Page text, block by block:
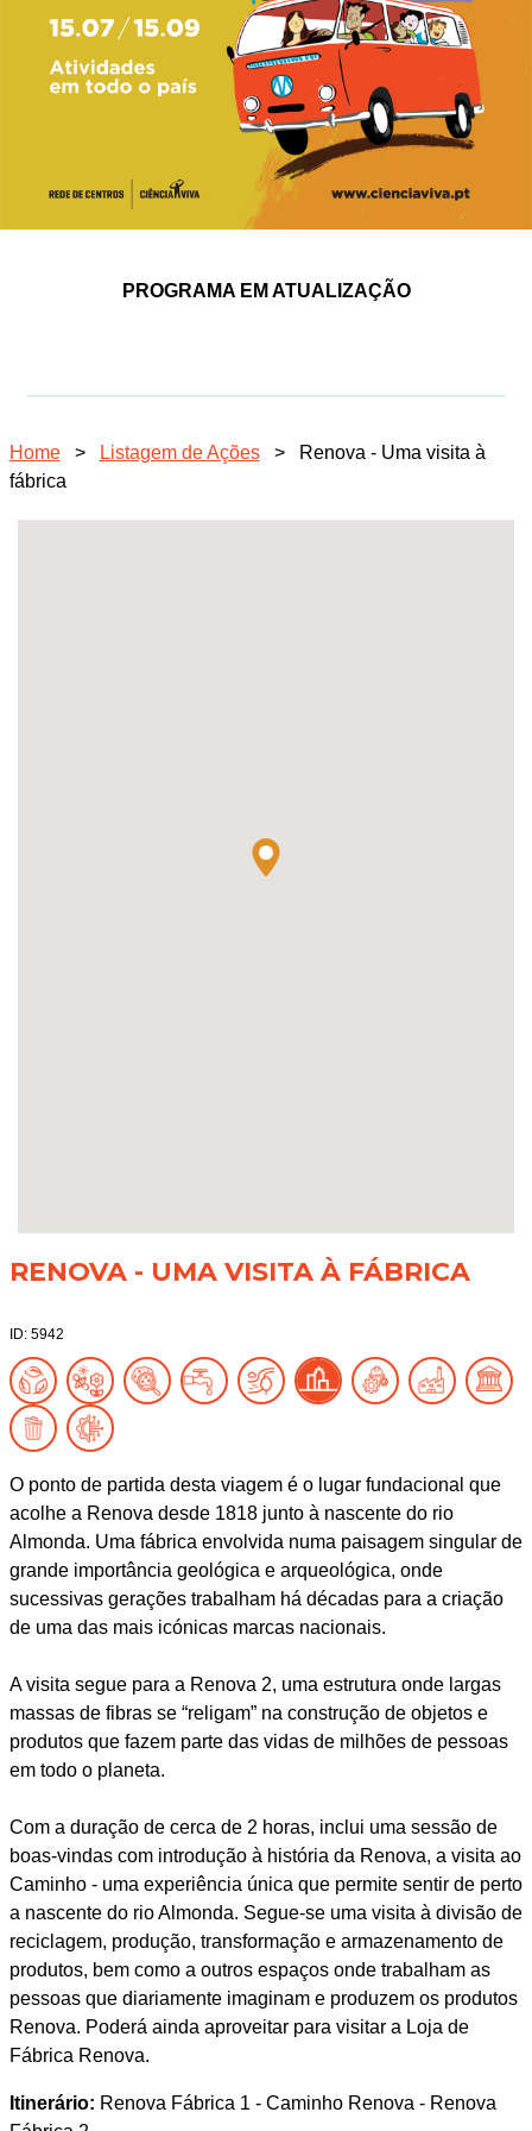
PROGRAMA EM ATUALIZAÇÃO
Home > Listagem de Ações >
Renova - Uma visita à
fábrica
RENOVA - UMA VISITA À FÁBRICA
ID: 5942
O ponto de partida desta viagem é o lugar fundacional que
acolhe a Renova desde 1818 junto à nascente do rio
Almonda. Uma fábrica envolvida numa paisagem singular de
grande importância geológica e arqueológica, onde
sucessivas gerações trabalham há décadas para a criação
de uma das mais icónicas marcas nacionais.
A visita segue para a Renova 2, uma estrutura onde largas
massas de fibras se “religam” na construção de objetos e
produtos que fazem parte das vidas de milhões de pessoas
em todo o planeta.
Com a duração de cerca de 2 horas, inclui uma sessão de
boas-vindas com introdução à história da Renova, a visita ao
Caminho - uma experiência única que permite sentir de perto
a nascente do rio Almonda. Segue-se uma visita à divisão de
reciclagem, produção, transformação e armazenamento de
produtos, bem como a outros espaços onde trabalham as
pessoas que diariamente imaginam e produzem os produtos
Renova. Poderá ainda aproveitar para visitar a Loja de
Fábrica Renova.
Itinerário: Renova Fábrica 1 - Caminho Renova - Renova